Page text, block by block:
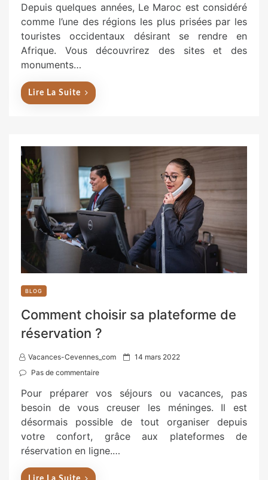
t
e
o
Depuis quelques années, Le Maroc est considéré
comme l’une des régions les plus prisées par les
touristes occidentaux désirant se rendre en
Afrique. Vous découvrirez des sites et des
monuments…
Lire La Suite
BLOG
Comment choisir sa plateforme de
réservation ?
Vacances-Cevennes_com
P
t
e
d
o
14 mars 2022
Pas de commentaire
Pour préparer vos séjours ou vacances, pas
besoin de vous creuser les méninges. Il est
désormais possible de tout organiser depuis
votre confort, grâce aux plateformes de
réservation en ligne.…